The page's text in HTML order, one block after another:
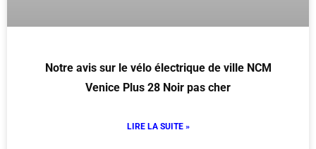
Notre avis sur le vélo électrique de ville NCM
Venice Plus 28 Noir pas cher
LIRE LA SUITE »